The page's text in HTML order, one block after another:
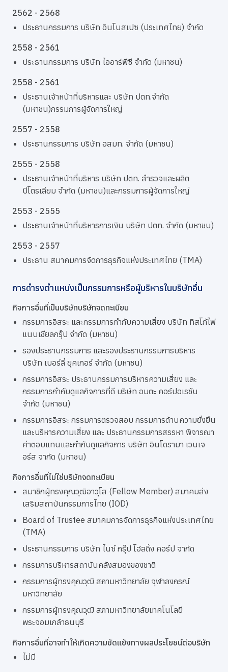
2562 - 2568
ประธานกรรมการ บริษัท อินโนสเปซ (ประเทศไทย) จำกัด
2558 - 2561
ประธานกรรมการ บริษัท ไออาร์พีซี จำกัด (มหาชน)
2558 - 2561
ประธานเจ้าหน้าที่บริหารและ บริษัท ปตท.จำกัด
(มหาชน)กรรมการผู้จัดการใหญ่
2557 - 2558
ประธานกรรมการ บริษัท อสมท. จำกัด (มหาชน)
2555 - 2558
ประธานเจ้าหน้าที่บริหาร บริษัท ปตท. สำรวจและผลิต
ปิโตรเลียม จำกัด (มหาชน)และกรรมการผู้จัดการใหญ่
2553 - 2555
ประธานเจ้าหน้าที่บริหารการเงิน บริษัท ปตท. จำกัด (มหาชน)
2553 - 2557
ประธาน สมาคมการจัดการธุรกิจแห่งประเทศไทย (TMA)
การดำรงตำแหน่งเป็นกรรมการหรือผู้บริหารในบริษัทอื่น
กิจการอื่นที่เป็นบริษัทบริษัทจดทะเบียน
กรรมการอิสระ และกรรมการกำกับความเสี่ยง บริษัท ทิสโก้ไฟ
แนนเชียลกรุ๊ป จำกัด (มหาชน)
รองประธานกรรมการ และรองประธานกรรมการบริหาร
บริษัท เบอร์ลี่ ยุคเกอร์ จำกัด (มหาชน)
กรรมการอิสระ ประธานกรรมการบริหารความเสี่ยง และ
กรรมการกำกับดูแลกิจการที่ดี บริษัท อมตะ คอร์ปอเรชัน
จำกัด (มหาชน)
กรรมการอิสระ กรรมการตรวจสอบ กรรมการด้านความยั่งยืน
และบริหารความเสี่ยง และ ประธานกรรมการสรรหา พิจารณา
ค่าตอบแทนและกำกับดูแลกิจการ บริษัท อินโดรามา เวนเจ
อร์ส จากัด (มหาชน)
กิจการอื่นที่ไม่ใช่บริษัทจดทะเบียน
สมาชิกผู้ทรงคุณวุฒิอาวุโส (Fellow Member) สมาคมส่ง
เสริมสถาบันกรรมการไทย (IOD)
Board of Trustee สมาคมการจัดการธุรกิจแห่งประเทศไทย
(TMA)
ประธานกรรมการ บริษัท ไนซ์ กรุ๊ป โฮลดิ้ง คอร์ป จากัด
กรรมการบริหารสถาบันคลังสมองของชาติ
กรรมการผู้ทรงคุณวุฒิ สภามหาวิทยาลัย จุฬาลงกรณ์
มหาวิทยาลัย
กรรมการผู้ทรงคุณวุฒิ สภามหาวิทยาลัยเทคโนโลยี
พระจอมเกล้าธนบุรี
กิจการอื่นที่อาจทำให้เกิดความขัดแย้งทางผลประโยชน์ต่อบริษัท
ไม่มี